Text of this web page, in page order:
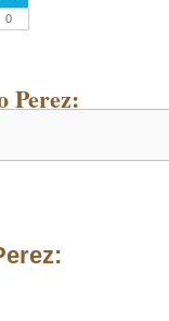
0
Perez: